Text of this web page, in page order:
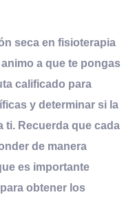
seca en fisioterapia
a que te pongas
calificado para
y determinar si la
ti. Recuerda que cada
de manera
es importante
obtener los